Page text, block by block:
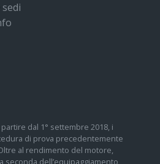
dal 1° settembre 2018, i
di prova precedentemente
al rendimento del motore,
dell’equipaggiamento